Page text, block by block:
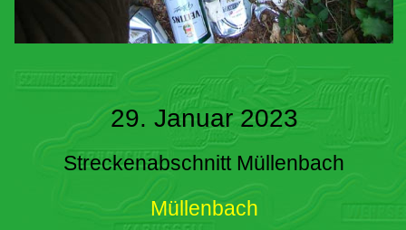
29. Januar 2023
Streckenabschnitt Müllenbach
Müllenbach